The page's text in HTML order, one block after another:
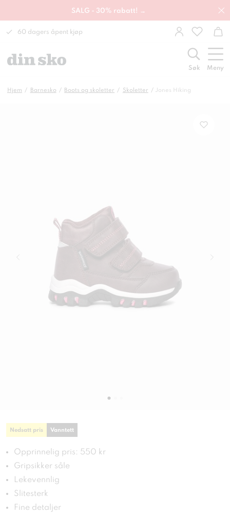
SALG - 30% rabatt! →
60 dagers åpent kjøp
Søk Meny
Hjem Barnesko Boots og skoletter Skoletter Jones Hiking
Nedsatt pris Vanntett
Opprinnelig pris: 550 kr
Gripsikker såle
Lekevennlig
Slitesterk
Fine detaljer